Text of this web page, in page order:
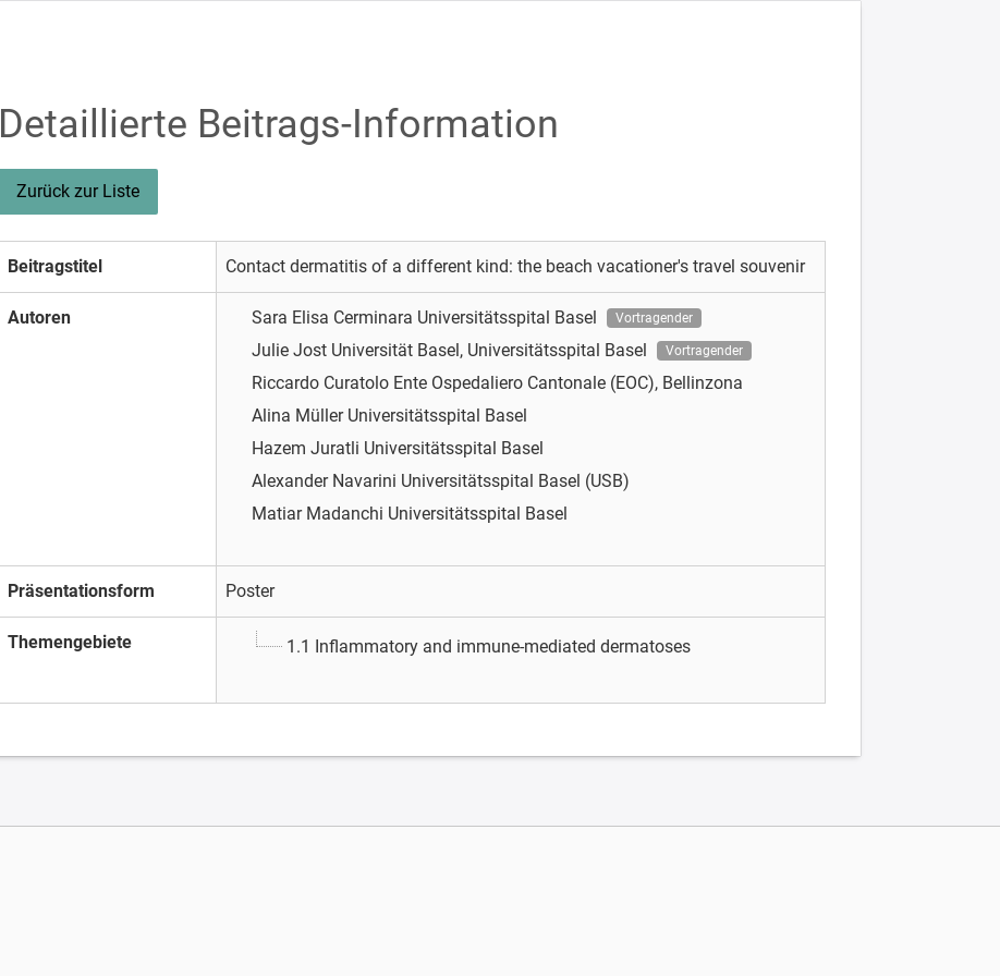
Detaillierte Beitrags-Information
Zurück zur Liste
Beitragstitel Contact dermatitis of a different kind: the beach vacationer's travel souvenir
Autoren Sara Elisa Cerminara Universitätsspital Basel Vortragender
Julie Jost Universität Basel, Universitätsspital Basel Vortragender
Riccardo Curatolo Ente Ospedaliero Cantonale (EOC), Bellinzona
Alina Müller Universitätsspital Basel
Hazem Juratli Universitätsspital Basel
Alexander Navarini Universitätsspital Basel (USB)
Matiar Madanchi Universitätsspital Basel
Präsentationsform Poster
Themengebiete 1.1 Inflammatory and immune-mediated dermatoses